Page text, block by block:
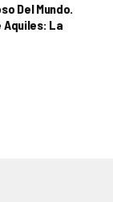
Del Mundo.
Aquiles: La